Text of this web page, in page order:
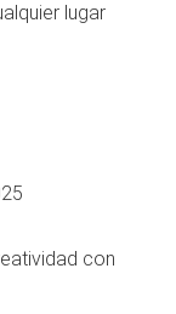
lugar
con